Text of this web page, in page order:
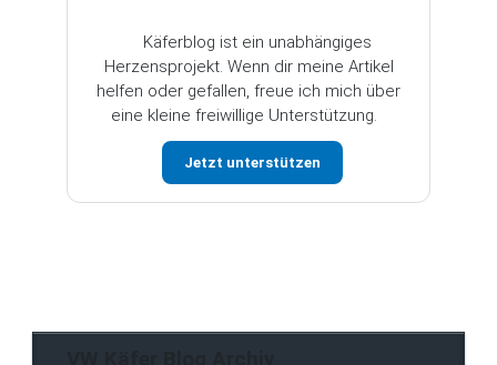
Käferblog ist ein unabhängiges
Herzensprojekt. Wenn dir meine Artikel
helfen oder gefallen, freue ich mich über
eine kleine freiwillige Unterstützung.
Jetzt unterstützen